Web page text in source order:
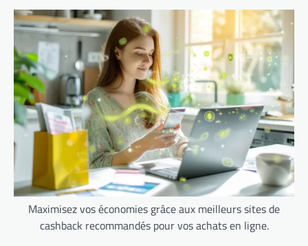
Maximisez vos économies grâce aux meilleurs sites de
cashback recommandés pour vos achats en ligne.